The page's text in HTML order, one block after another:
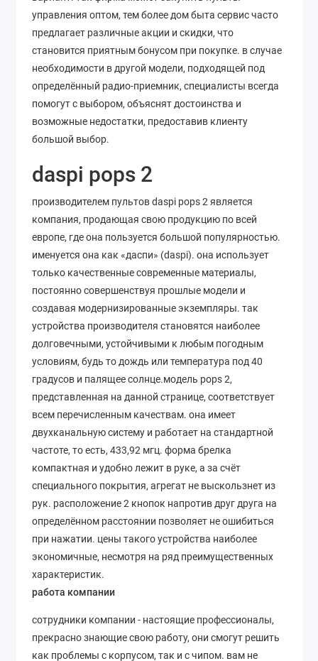
управления оптом, тем более дом быта сервис часто
предлагает различные акции и скидки, что
становится приятным бонусом при покупке. в случае
необходимости в другой модели, подходящей под
определённый радио-приемник, специалисты всегда
помогут с выбором, объяснят достоинства и
возможные недостатки, предоставив клиенту
большой выбор.
daspi pops 2
производителем пультов daspi pops 2 является
компания, продающая свою продукцию по всей
европе, где она пользуется большой популярностью.
именуется она как «даспи» (daspi). она использует
только качественные современные материалы,
постоянно совершенствуя прошлые модели и
создавая модернизированные экземпляры. так
устройства производителя становятся наиболее
долговечными, устойчивыми к любым погодным
условиям, будь то дождь или температура под 40
градусов и палящее солнце.модель pops 2,
представленная на данной странице, соответствует
всем перечисленным качествам. она имеет
двухканальную систему и работает на стандартной
частоте, то есть, 433,92 мгц. форма брелка
компактная и удобно лежит в руке, а за счёт
специального покрытия, агрегат не выскользнет из
рук. расположение 2 кнопок напротив друг друга на
определённом расстоянии позволяет не ошибиться
при нажатии. цены такого устройства наиболее
экономичные, несмотря на ряд преимущественных
характеристик.
работа компании
сотрудники компании - настоящие профессионалы,
прекрасно знающие свою работу, они смогут решить
как проблемы с корпусом, так и с чипом. вам не